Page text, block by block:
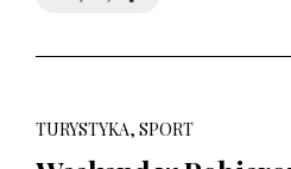
TURYSTYKA, SPORT